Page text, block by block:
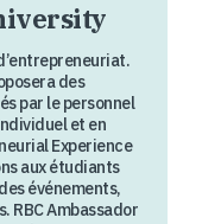
des
par le personnel
et en
Experience
aux étudiants
événements,
RBC Ambassador